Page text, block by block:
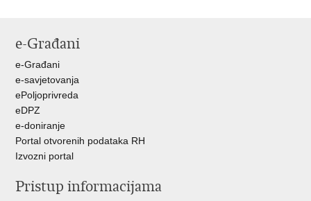
e-Građani
e-Građani
e-savjetovanja
ePoljoprivreda
eDPZ
e-doniranje
Portal otvorenih podataka RH
Izvozni portal
Pristup informacijama